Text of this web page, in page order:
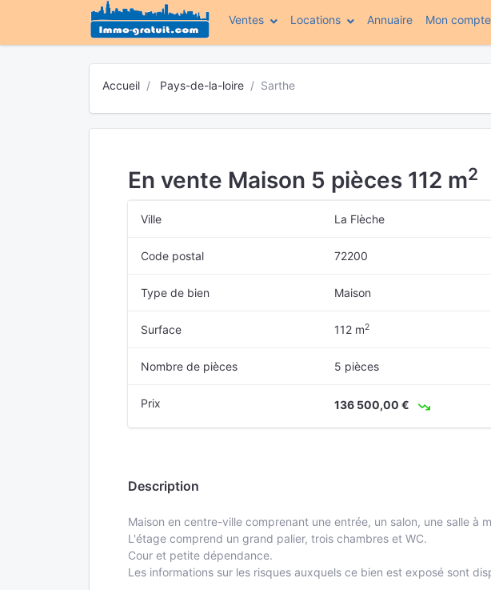
Ventes Locations Annuaire Mon compte
Accueil Pays-de-la-loire Sarthe
En vente Maison 5 pièces 112 m2
Ville La Flèche
Code postal 72200
Type de bien Maison
Surface 112 m2
Nombre de pièces 5 pièces
Prix 136 500,00 €
Description
Maison en centre-ville comprenant une entrée, un salon, une salle à
L'étage comprend un grand palier, trois chambres et WC.
Cour et petite dépendance.
Les informations sur les risques auxquels ce bien est exposé sont